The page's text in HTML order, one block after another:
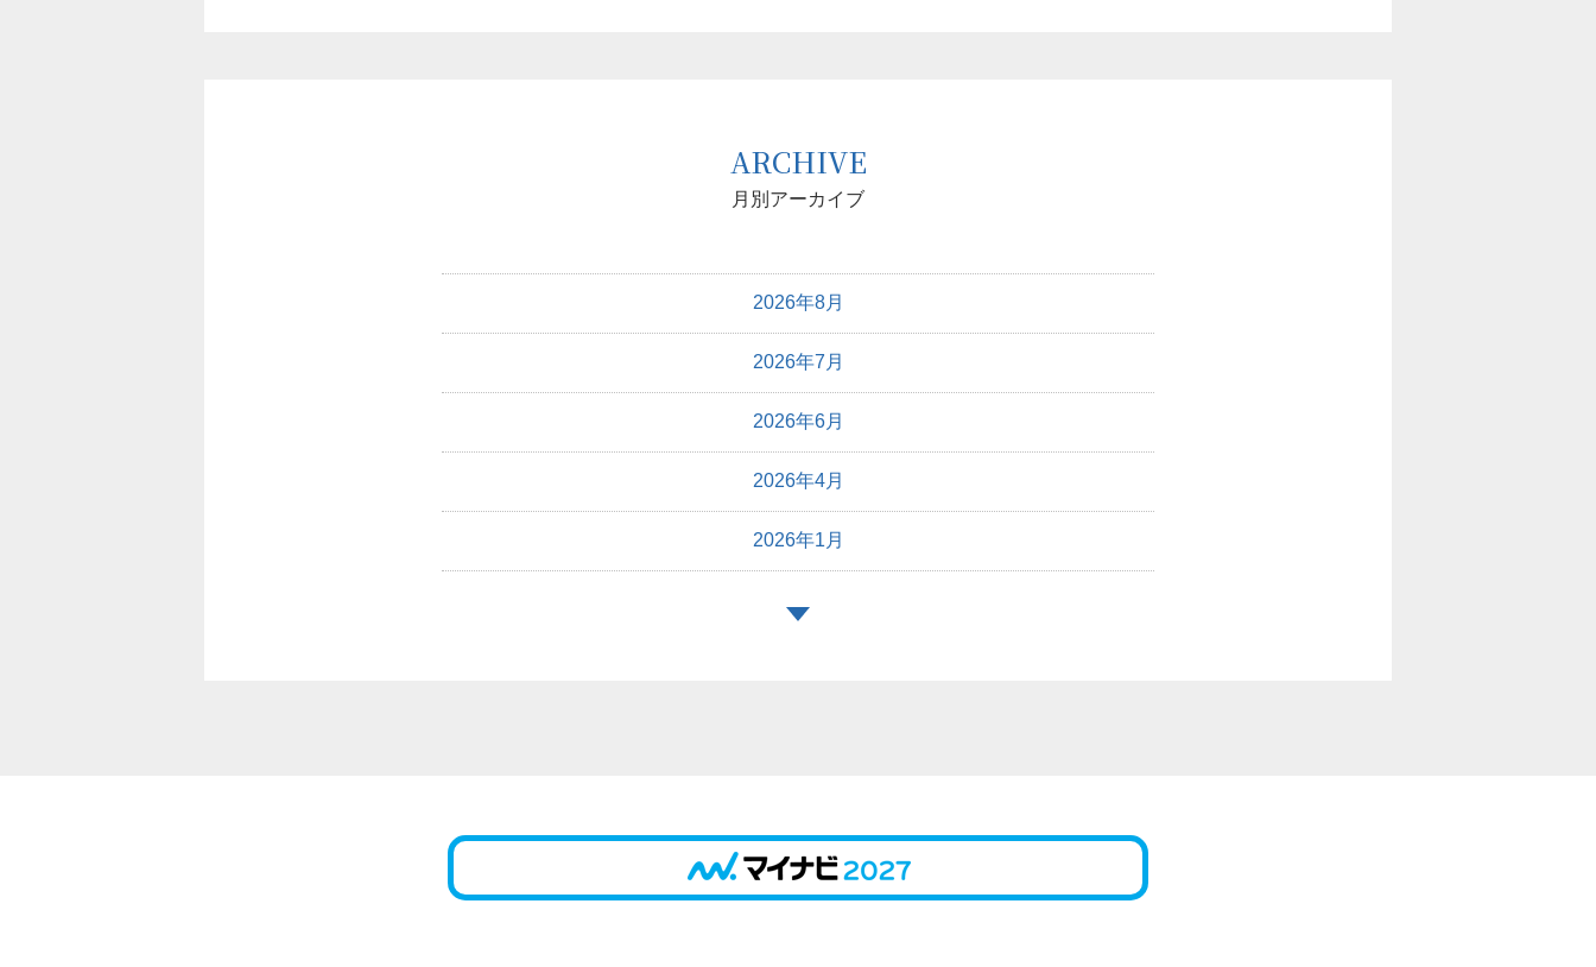
ARCHIVE
月別アーカイブ
2026年8月
2026年7月
2026年6月
2026年4月
2026年1月
2025年7月
2025年6月